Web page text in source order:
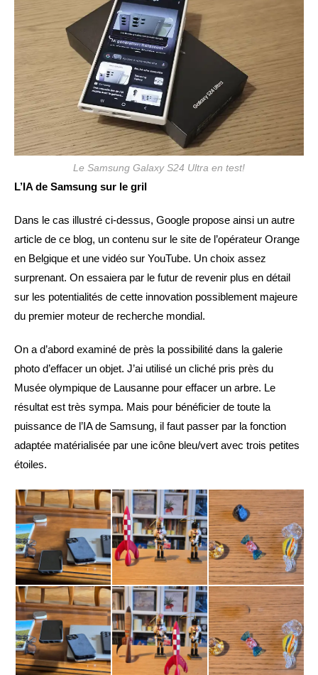
Le Samsung Galaxy S24 Ultra en test!
L’IA de Samsung sur le gril
Dans le cas illustré ci-dessus, Google propose ainsi un autre
article de ce blog, un contenu sur le site de l’opérateur Orange
en Belgique et une vidéo sur YouTube. Un choix assez
surprenant. On essaiera par le futur de revenir plus en détail
sur les potentialités de cette innovation possiblement majeure
du premier moteur de recherche mondial.
On a d’abord examiné de près la possibilité dans la galerie
photo d’effacer un objet. J’ai utilisé un cliché pris près du
Musée olympique de Lausanne pour effacer un arbre. Le
résultat est très sympa. Mais pour bénéficier de toute la
puissance de l’IA de Samsung, il faut passer par la fonction
adaptée matérialisée par une icône bleu/vert avec trois petites
étoiles.